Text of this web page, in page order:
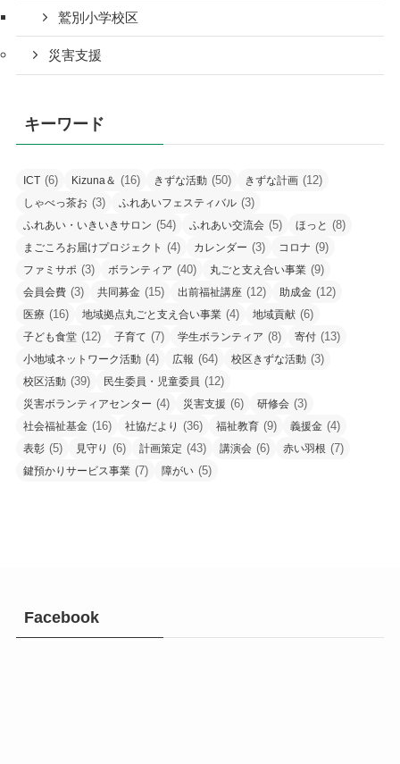
鷲別小学校区
災害支援
キーワード
ICT (6) Kizuna＆ (16) きずな活動 (50) きずな計画 (12)
しゃべっ茶お (3) ふれあいフェスティバル (3)
ふれあい・いきいきサロン (54) ふれあい交流会 (5) ほっと (8)
まごころお届けプロジェクト (4) カレンダー (3) コロナ (9)
ファミサポ (3) ボランティア (40) 丸ごと支え合い事業 (9)
会員会費 (3) 共同募金 (15) 出前福祉講座 (12) 助成金 (12)
医療 (16) 地域拠点丸ごと支え合い事業 (4) 地域貢献 (6)
子ども食堂 (12) 子育て (7) 学生ボランティア (8) 寄付 (13)
小地域ネットワーク活動 (4) 広報 (64) 校区きずな活動 (3)
校区活動 (39) 民生委員・児童委員 (12)
災害ボランティアセンター (4) 災害支援 (6) 研修会 (3)
社会福祉基金 (16) 社協だより (36) 福祉教育 (9) 義援金 (4)
表彰 (5) 見守り (6) 計画策定 (43) 講演会 (6) 赤い羽根 (7)
鍵預かりサービス事業 (7) 障がい (5)
Facebook